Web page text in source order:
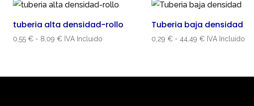
tuberia alta densidad-rollo
0,55€ - 8,09€Rango
IVA Incluido
Tuberia baja densidad
0,29€ - 44,49€Rango
IVA Incluido